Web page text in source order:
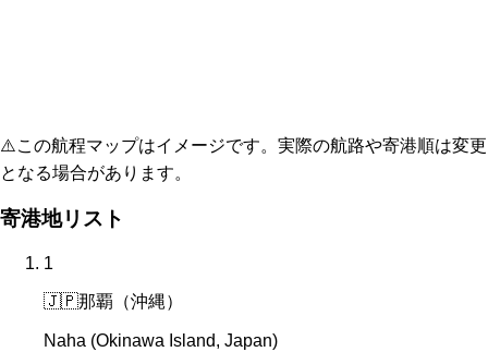
⚠️この航程マップはイメージです。実際の航路や寄港順は変更
となる場合があります。
寄港地リスト
1
🇯🇵那覇（沖縄）
Naha (Okinawa Island, Japan)